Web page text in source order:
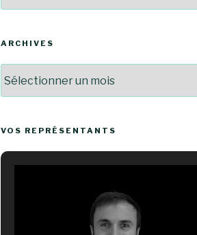
ARCHIVES
VOS REPRÉSENTANTS